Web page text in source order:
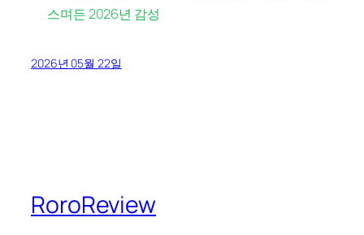
스며든 2026년 감성
2026년 05월 22일
RoroReview